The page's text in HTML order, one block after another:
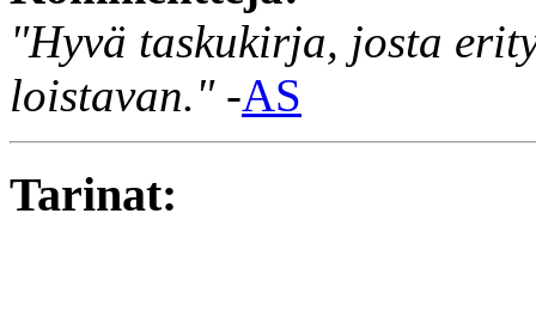
"Hyvä taskukirja, josta
loistavan."-AS
Tarinat: